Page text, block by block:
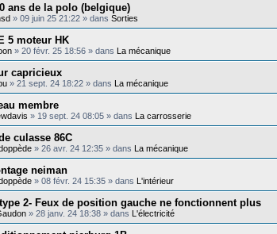
ans de la polo (belgique)
» 09 juin 25 21:22 » dans Sorties
5 moteur HK
» 20 févr. 25 18:56 » dans La mécanique
capricieux
» 21 sept. 24 18:22 » dans La mécanique
membre
» 19 sept. 24 08:05 » dans La carrosserie
culasse 86C
» 26 avr. 24 12:35 » dans La mécanique
neiman
» 08 févr. 24 15:35 » dans L'intérieur
2- Feux de position gauche ne fonctionnent plus
» 28 janv. 24 18:38 » dans L'électricité